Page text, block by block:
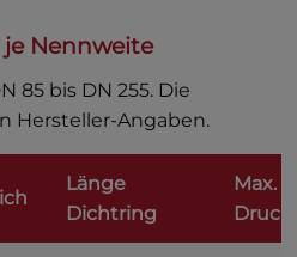
Nennweite
85 bis DN 255. Die
Hersteller-Angaben.
Länge
Dichtring
Max.
Druck